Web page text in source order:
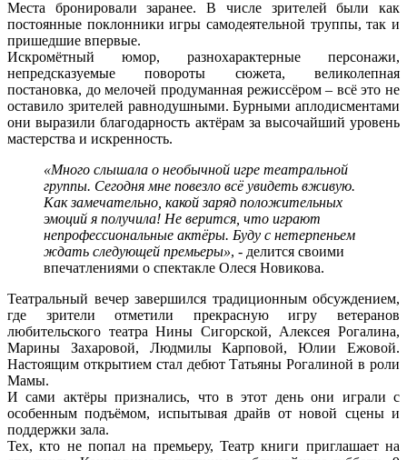
Места бронировали заранее. В числе зрителей были как
постоянные поклонники игры самодеятельной труппы, так и
пришедшие впервые.
Искромётный юмор, разнохарактерные персонажи,
непредсказуемые повороты сюжета, великолепная
постановка, до мелочей продуманная режиссёром – всё это не
оставило зрителей равнодушными. Бурными аплодисментами
они выразили благодарность актёрам за высочайший уровень
мастерства и искренность.
«Много слышала о необычной игре театральной
группы. Сегодня мне повезло всё увидеть вживую.
Как замечательно, какой заряд положительных
эмоций я получила! Не верится, что играют
непрофессиональные актёры. Буду с нетерпеньем
ждать следующей премьеры», - делится своими
впечатлениями о спектакле Олеся Новикова.
Театральный вечер завершился традиционным обсуждением,
где зрители отметили прекрасную игру ветеранов
любительского театра Нины Сигорской, Алексея Рогалина,
Марины Захаровой, Людмилы Карповой, Юлии Ежовой.
Настоящим открытием стал дебют Татьяны Рогалиной в роли
Мамы.
И сами актёры признались, что в этот день они играли с
особенным подъёмом, испытывая драйв от новой сцены и
поддержки зала.
Тех, кто не попал на премьеру, Театр книги приглашает на